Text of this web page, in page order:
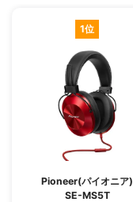
1位
Pioneer(パイオニア)
SE-MS5T